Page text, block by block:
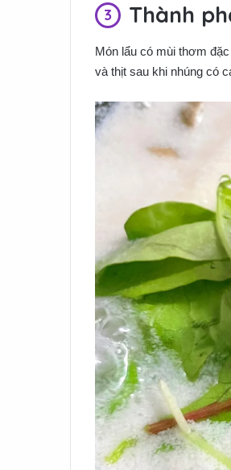
Thành
Món lẩu có mùi thơm
và thịt sau khi nhúng có